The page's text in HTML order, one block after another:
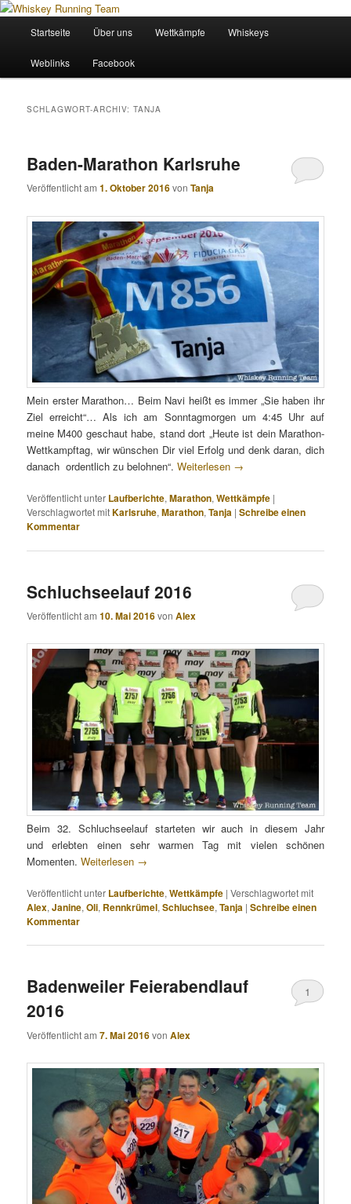
Zum
springen
Zum
springenWhiskey Running Team
Wir sind das Whiskey Running Team
Startseite Über uns Wettkämpfe Whiskeys
Weblinks Facebook
SCHLAGWORT-ARCHIV:TANJA
Baden-Marathon Karlsruhe
Veröffentlicht am1. Oktober 2016vonTanja
Mein erster Marathon… Beim Navi heißt es immer „Sie haben ihr
Ziel erreicht“… Als ich am Sonntagmorgen um 4:45 Uhr auf
meine M400 geschaut habe, stand dort „Heute ist dein Marathon-
Wettkampftag, wir wünschen Dir viel Erfolg und denk daran, dich
danach ordentlich zu belohnen“.Weiterlesen →
Veröffentlicht unter Laufberichte,Marathon,Wettkämpfe |
Verschlagwortet mitKarlsruhe,Marathon,Tanja |Schreibe einen
Kommentar
Schluchseelauf 2016
Veröffentlicht am10. Mai 2016vonAlex
Beim 32. Schluchseelauf starteten wir auch in diesem Jahr
und erlebten einen sehr warmen Tag mit vielen schönen
Momenten.Weiterlesen →
Veröffentlicht unter Laufberichte,Wettkämpfe |Verschlagwortet mit
Alex,Janine,Oli, Rennkrümel,Schluchsee,Tanja |Schreibe einen
Kommentar
Badenweiler Feierabendlauf
2016
Veröffentlicht am7. Mai 2016vonAlex
1